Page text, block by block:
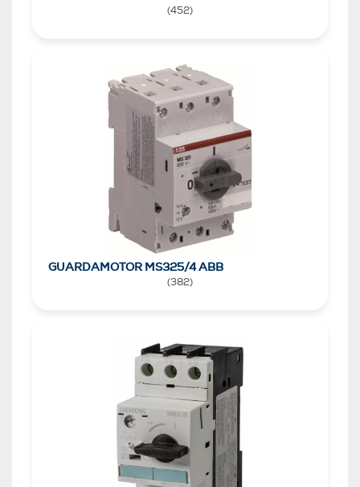
(452)
GUARDAMOTOR MS325/4 ABB
(382)